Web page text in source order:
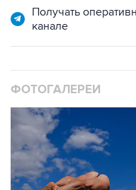
Получать
канале
ФОТОГАЛЕРЕИ